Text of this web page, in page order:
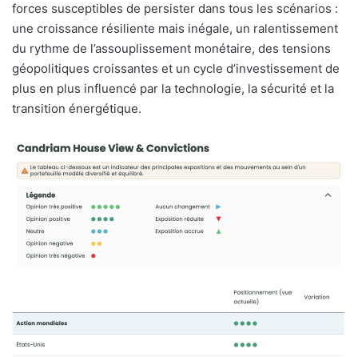
forces susceptibles de persister dans tous les scénarios :
une croissance résiliente mais inégale, un ralentissement
du rythme de l’assouplissement monétaire, des tensions
géopolitiques croissantes et un cycle d’investissement de
plus en plus influencé par la technologie, la sécurité et la
transition énergétique.